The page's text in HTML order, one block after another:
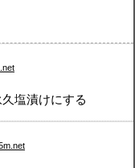
塩漬けにする